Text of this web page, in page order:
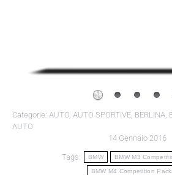
Categorie: AUTO, AUTO SPORTIVE, BERLINA,
AUTO
14 Gennaio 2016
Tags: BMW BMW M3
BMW M4 Competition